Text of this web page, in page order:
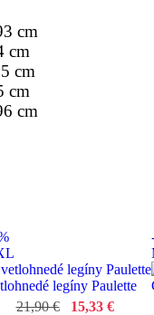
cm
cm
cm
cm
cm
legíny Paulette
21,90 €
15,33 €